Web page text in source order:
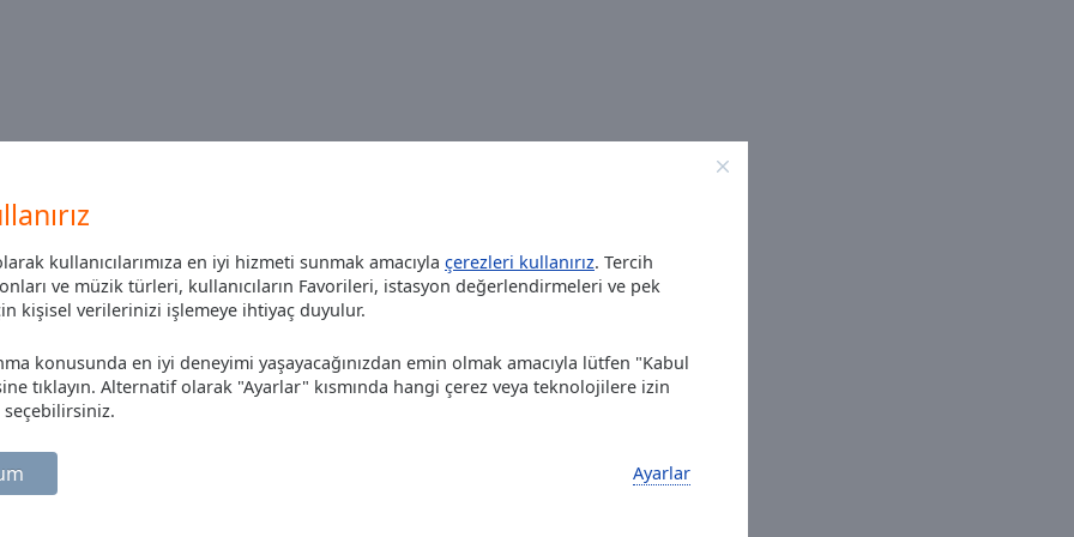
kullanıcılarımıza en iyi hizmeti sunmak amacıyla çerezleri kullanırız. Tercih
ve müzik türleri, kullanıcıların Favorileri, istasyon değerlendirmeleri ve pek
kişisel verilerinizi işlemeye ihtiyaç duyulur.
konusunda en iyi deneyimi yaşayacağınızdan emin olmak amacıyla lütfen "Kabul
tıklayın. Alternatif olarak "Ayarlar" kısmında hangi çerez veya teknolojilere izin
Ayarlar
NU OOK TE BELUISTEREN via
hun kunnen te laten horen en
Zo goed als allemaal